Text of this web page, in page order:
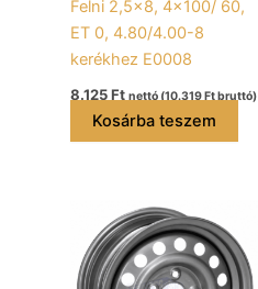
Felni 2,5×8, 4×100/ 60,
ET 0, 4.80/4.00-8
kerékhez E0008
8.125Ft nettó (10.319Ftbruttó)
Kosárba teszem